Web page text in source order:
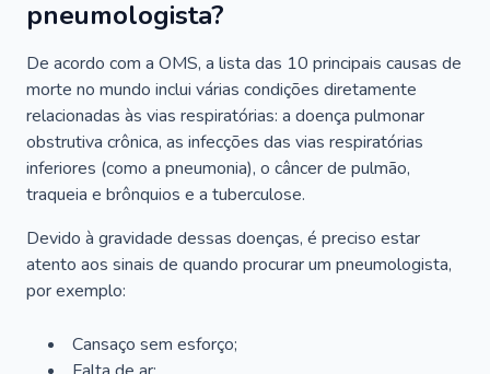
pneumologista?
De acordo com a OMS, a lista das 10 principais causas de
morte no mundo inclui várias condições diretamente
relacionadas às vias respiratórias: a doença pulmonar
obstrutiva crônica, as infecções das vias respiratórias
inferiores (como a pneumonia), o câncer de pulmão,
traqueia e brônquios e a tuberculose.
Devido à gravidade dessas doenças, é preciso estar
atento aos sinais de quando procurar um pneumologista,
por exemplo:
Cansaço sem esforço;